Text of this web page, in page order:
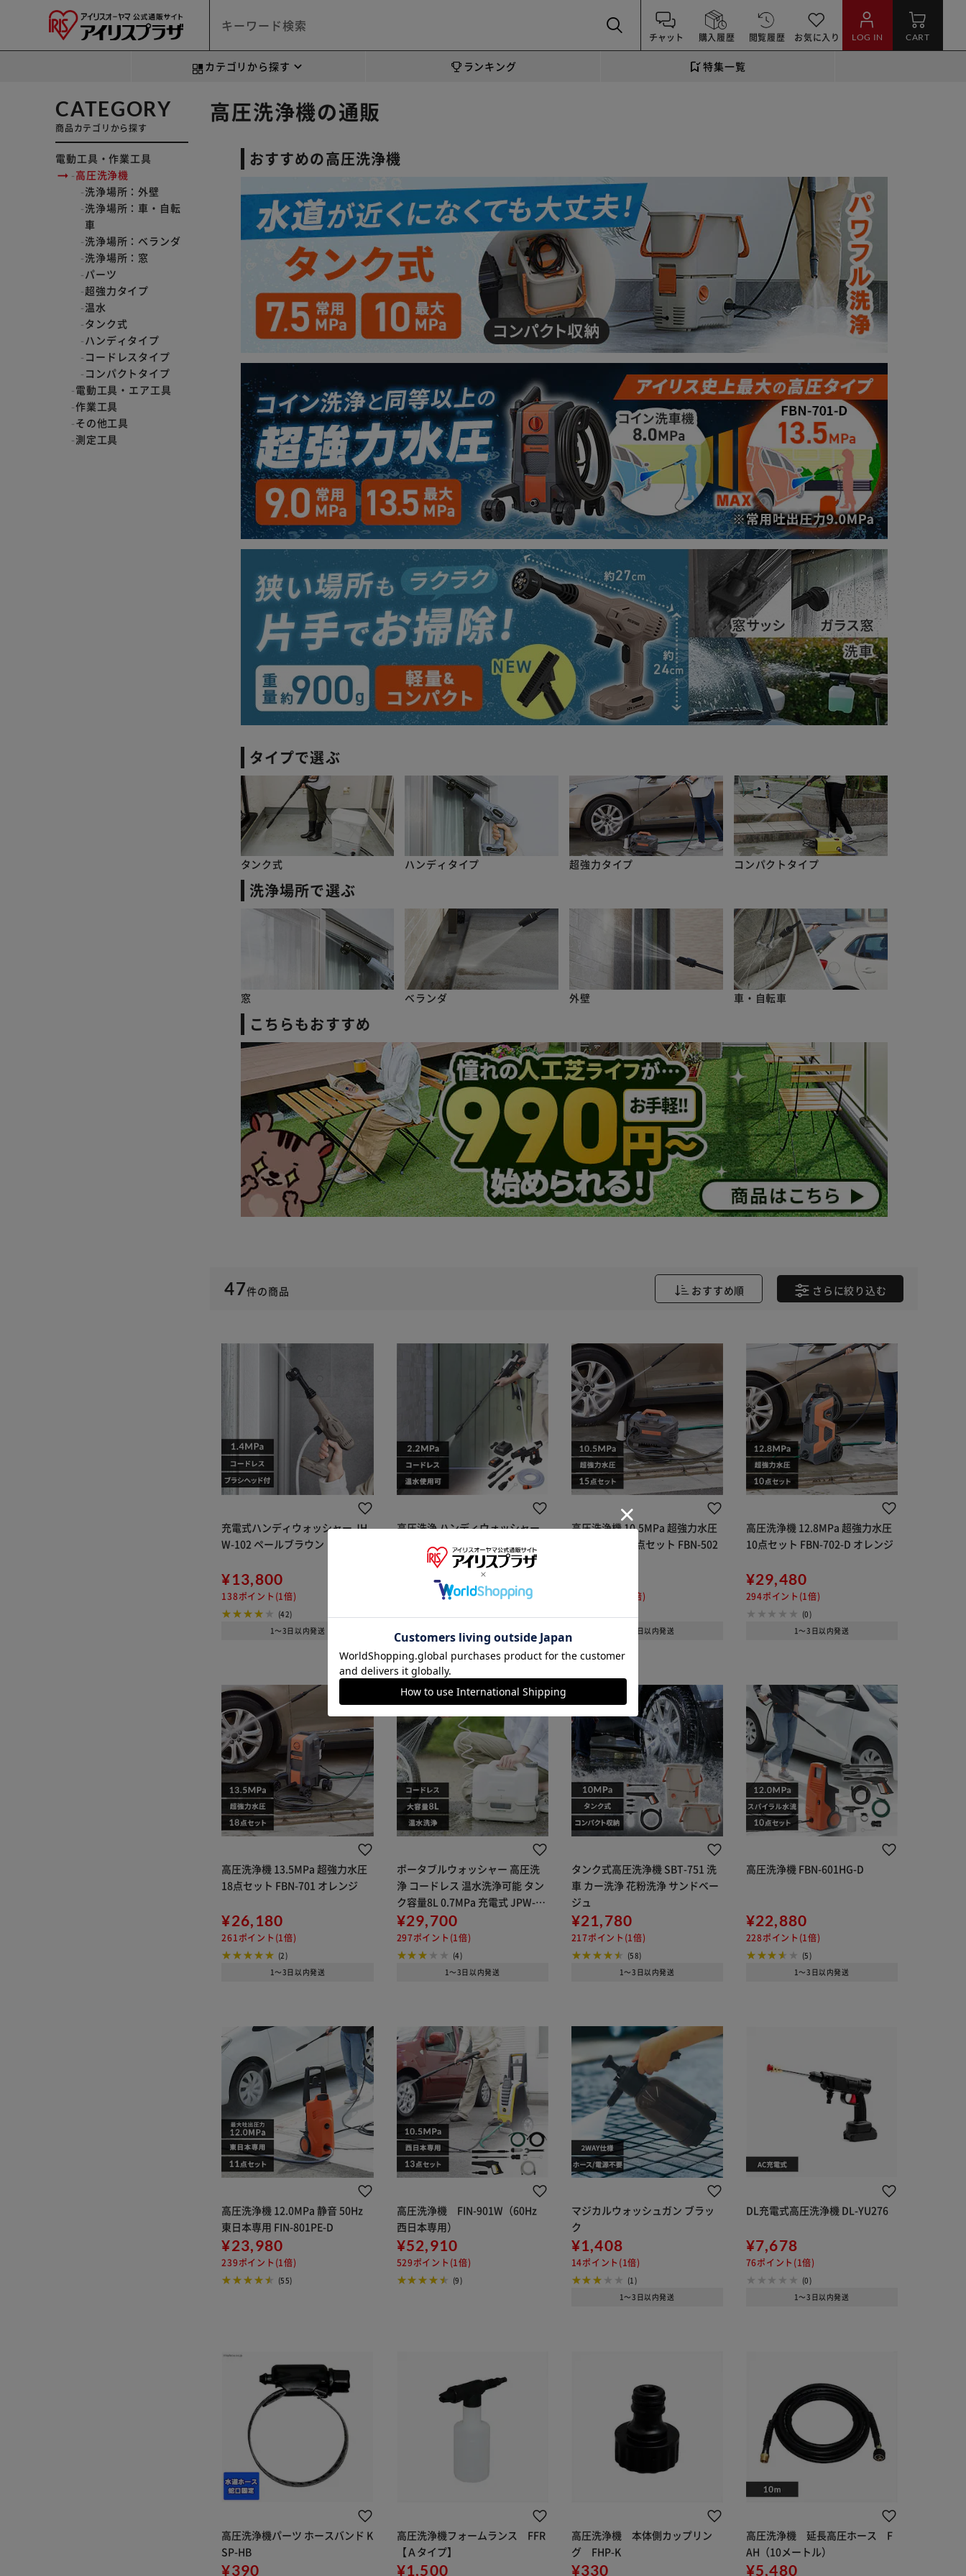
チャット 購入履歴 閲覧履歴 お気に入り LOG IN CART
カテゴリから探す ランキング 特集一覧
CATEGORY
商品カテゴリから探す
電動工具・作業工具
高圧洗浄機
洗浄場所：外壁
洗浄場所：車・自転
車
洗浄場所：ベランダ
洗浄場所：窓
パーツ
超強力タイプ
温水
タンク式
ハンディタイプ
コードレスタイプ
コンパクトタイプ
電動工具・エア工具
作業工具
その他工具
測定工具
高圧洗浄機の通販
おすすめの高圧洗浄機
タイプで選ぶ
タンク式 ハンディタイプ 超強力タイプ コンパクトタイプ
洗浄場所で選ぶ
窓 ベランダ 外壁 車・自転車
こちらもおすすめ
47件の商品 おすすめ順 さらに絞り込む
充電式ハンディウォッシャー JH
W-102 ペールブラウン
¥13,800
138ポイント(1倍)
(42)
1～3日以内発送
高圧洗浄 ハンディウォッシャー
2.2MPa コードレス 温水使用可能
コンパクト ホワイト JHW-201
¥22,880
228ポイント(1倍)
1～3日以内発送
高圧洗浄機 10.5MPa 超強力水圧
コンパクト 15点セット FBN-502
173ポイント(1倍)
1～3日以内発送
高圧洗浄機 12.8MPa 超強力水圧
10点セット FBN-702-D オレンジ
¥29,480
294ポイント(1倍)
(0)
1～3日以内発送
高圧洗浄機 13.5MPa 超強力水圧
18点セット FBN-701 オレンジ
¥26,180
261ポイント(1倍)
(2)
1～3日以内発送
ポータブルウォッシャー 高圧洗
浄 コードレス 温水洗浄可能 タン
ク容量8L 0.7MPa 充電式 JPW-T8
1-W/H ホワイト/グレー
¥29,700
297ポイント(1倍)
(4)
1～3日以内発送
タンク式高圧洗浄機 SBT-751 洗
車 カー洗浄 花粉洗浄 サンドベー
ジュ
¥21,780
217ポイント(1倍)
(58)
1～3日以内発送
高圧洗浄機 FBN-601HG-D
¥22,880
228ポイント(1倍)
(5)
1～3日以内発送
高圧洗浄機 12.0MPa 静音 50Hz
東日本専用 FIN-801PE-D
¥23,980
239ポイント(1倍)
(55)
高圧洗浄機 FIN-901W（60Hz
西日本専用）
¥52,910
529ポイント(1倍)
(9)
マジカルウォッシュガン ブラッ
ク
¥1,408
14ポイント(1倍)
(1)
1～3日以内発送
DL充電式高圧洗浄機 DL-YU276
¥7,678
76ポイント(1倍)
(0)
1～3日以内発送
高圧洗浄機パーツ ホースバンド K
SP-HB
¥390
高圧洗浄機フォームランス FFR
【Ａタイプ】
¥1,500
高圧洗浄機 本体側カップリン
グ FHP-K
¥330
高圧洗浄機 延長高圧ホース F
AH（10メートル）
¥5,480
※ご確認ください